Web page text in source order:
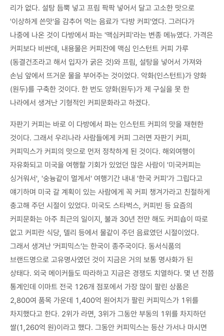
리가 없다. 설탕 듬뿍 넣고 프림 팍팍 넣어서 달고 고소한 맛으로
'이상하게 쓴맛'을 감추어 먹는 음료가 '다방 커피'였다. 그러다가
나중에 나온 것이 다방에서 파는 '맥심커피'라는 변종 메뉴였다. 가격은
커피보다 비싼데, 내용물은 커피잔에 맥심 인스턴트 커피 가루
(동결건조라고 해서 입자가 굵은 것)와 프림, 설탕을 넣어서 가져와
손님 앞에서 뜨거운 물을 부어주는 것이었다. 악화(인스턴트)가 양화
(원두)를 구축한 것이다. 한 번도 양화(원두)가 제 구실을 못 한
나라에서 생겨난 기형적인 커피문화라고 하겠다.
자판기 커피는 바로 이 다방에서 파는 인스턴트 커피의 맛을 재현한
것이다. 그래서 우리나라 사람들에게 커피 그러면 자판기 커피,
커피믹스가 커피의 맛으로 먼저 정착하게 된 것이다. 해외여행이
자유화되고 미국을 여행할 기회가 있었던 많은 사람이 '미국커피는
싱거워서', '숭늉같이 멀게서' 여행기간 내내 '한국 커피'가 그립다고
얘기하며 미국 갈 계획이 있는 사람에게 꼭 커피 챙겨가라고 친절하게
충고해 주던 시절이 있었다. 미국도 스타벅스, 커피빈 등 요즘의
커피문화는 아주 최근의 일이지, 불과 30년 전만 해도 커피숍이 따로
없고 커피란 식당, 델리 등에서 물같이 주던 음료였던 시절이었다.
그래서 생겨난 ‘커피믹스’는 한국이 종주국이다. 동서식품의
브랜드명으로 고유명사였던 것이 지금은 거의 보통 명사화가 된
상태다. 외국 메이커들도 따라하고 지금은 경쟁도 치열하다. 몇 년 전쯤
통계인데 이마트 전국 126개 점포에서 가장 많이 팔린 상품은
2,800여 품목 가운데 1,400억 원어치가 팔린 커피믹스가 1위를
차지했다고 한다. 2위가 라면, 3위가 그동안 부동의 1위를 차지하던
쌀(1,260억 원)이라고 했다. 그동안 커피믹스는 등산 가서나 마시면